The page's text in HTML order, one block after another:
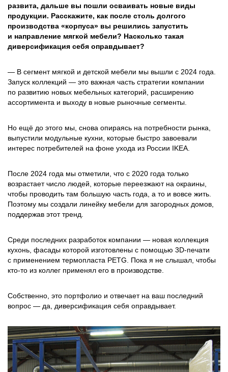
развита, дальше вы пошли осваивать новые виды
продукции. Расскажите, как после столь долгого
производства «корпуса» вы решились запустить
и направление мягкой мебели? Насколько такая
диверсификация себя оправдывает?
— В сегмент мягкой и детской мебели мы вышли с 2024 года.
Запуск коллекций — это важная часть стратегии компании
по развитию новых мебельных категорий, расширению
ассортимента и выходу в новые рыночные сегменты.
Но ещё до этого мы, снова опираясь на потребности рынка,
выпустили модульные кухни, которые быстро завоевали
интерес потребителей на фоне ухода из России IKEA.
После 2024 года мы отметили, что с 2020 года только
возрастает число людей, которые переезжают на окраины,
чтобы проводить там большую часть года, а то и вовсе жить.
Поэтому мы создали линейку мебели для загородных домов,
поддержав этот тренд.
Среди последних разработок компании — новая коллекция
кухонь, фасады которой изготовлены с помощью 3D-печати
с применением термопласта PETG. Пока я не слышал, чтобы
кто‑то из коллег применял его в производстве.
Собственно, это портфолио и отвечает на ваш последний
вопрос ― да, диверсификация себя оправдывает.